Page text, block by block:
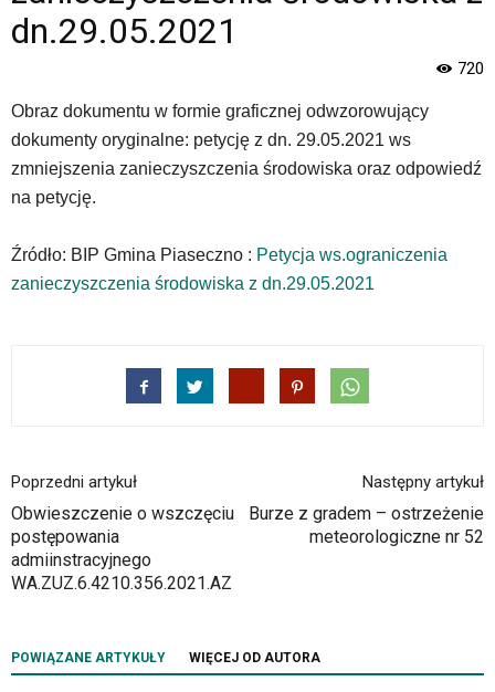
wyposażona
pozwalające
szybko
przechodzić
do
treści,
znajduje
bezpośrednio
dedykowane
skróty
klawiaturowe,
zatem
dn.29.05.2021
720
Obraz dokumentu w formie graficznej odwzorowujący
dokumenty oryginalne: petycję z dn. 29.05.2021 ws
zmniejszenia zanieczyszczenia środowiska oraz odpowiedź
na petycję.
Źródło: BIP Gmina Piaseczno : Petycja ws.ograniczenia
zanieczyszczenia środowiska z dn.29.05.2021
Poprzedni artykuł
Obwieszczenie o wszczęciu
postępowania
admiinstracyjnego
WA.ZUZ.6.4210.356.2021.AZ
Następny artykuł
Burze z gradem – ostrzeżenie
meteorologiczne nr 52
POWIĄZANE ARTYKUŁY WIĘCEJ OD AUTORA